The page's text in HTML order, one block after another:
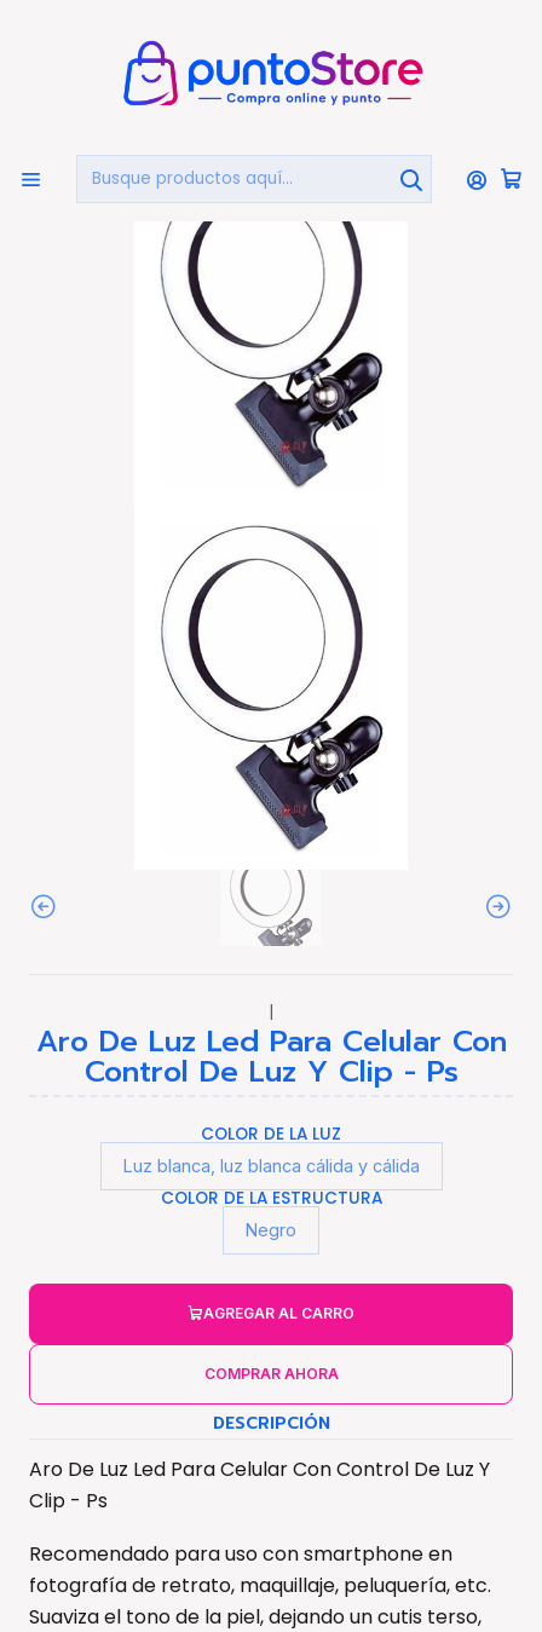
CELULARES Y ACCESORIOS Aros De Luz
Aro De Luz Led Para Celular Con Control De Luz Y Clip -
Ps
|
Aro De Luz Led Para Celular Con
Control De Luz Y Clip - Ps
COLOR DE LA LUZ
Luz blanca, luz blanca cálida y cálida
COLOR DE LA ESTRUCTURA
Negro
AGREGAR AL CARRO
COMPRAR AHORA
DESCRIPCIÓN
Aro De Luz Led Para Celular Con Control De Luz Y
Clip - Ps
Recomendado para uso con smartphone en
fotografía de retrato, maquillaje, peluquería, etc.
Suaviza el tono de la piel, dejando un cutis terso,